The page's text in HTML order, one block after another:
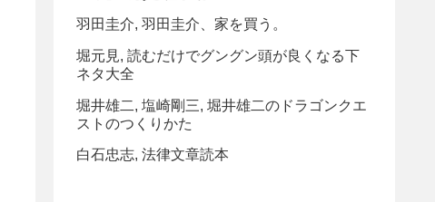
羽田圭介, 羽田圭介、家を買う。
堀元見, 読むだけでグングン頭が良くなる下
ネタ大全
堀井雄二, 塩崎剛三, 堀井雄二のドラゴンクエ
ストのつくりかた
白石忠志, 法律文章読本